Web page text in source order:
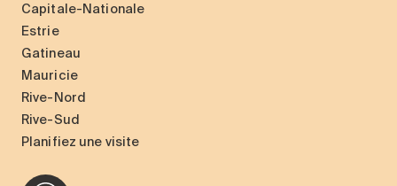
Capitale-Nationale
Estrie
Gatineau
Mauricie
Rive-Nord
Rive-Sud
Planifiez une visite